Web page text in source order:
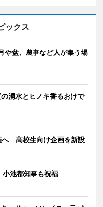
ックス
や盆、農事など人が集う場
湧水とヒノキ香るおけで
へ 高校生向け企画を新設
池都知事も祝福